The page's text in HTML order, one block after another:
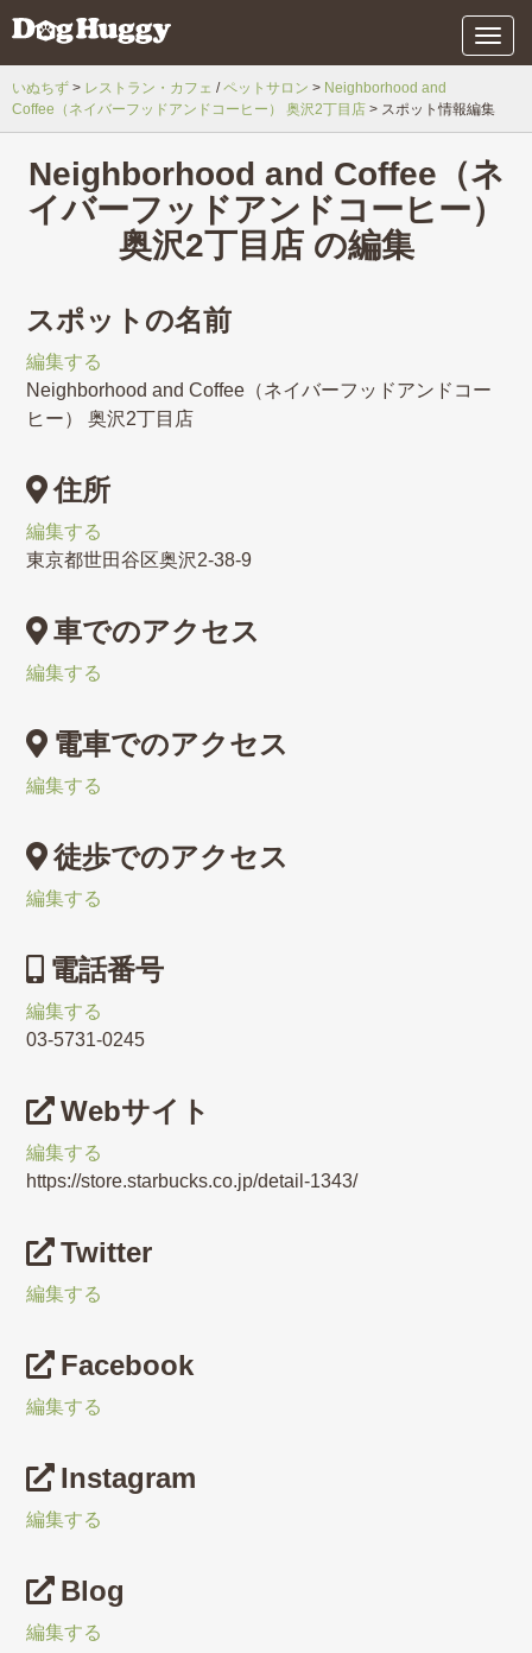
メ
ニ
ー
いぬちず レストラン・カフェ ペットサロン
Neighborhood and
Coffee（ネイバーフッドアンドコーヒー） 奥沢2丁目店
スポット情報編集
Neighborhood and Coffee（ネ
イバーフッドアンドコーヒー）
奥沢2丁目店 の編集
スポットの名前
編集する
Neighborhood and Coffee（ネイバーフッドアンドコー
ヒー） 奥沢2丁目店
住所
編集する
東京都世田谷区奥沢2-38-9
車でのアクセス
編集する
電車でのアクセス
編集する
徒歩でのアクセス
編集する
電話番号
編集する
03-5731-0245
Webサイト
編集する
https://store.starbucks.co.jp/detail-1343/
Twitter
編集する
Facebook
編集する
Instagram
編集する
Blog
編集する